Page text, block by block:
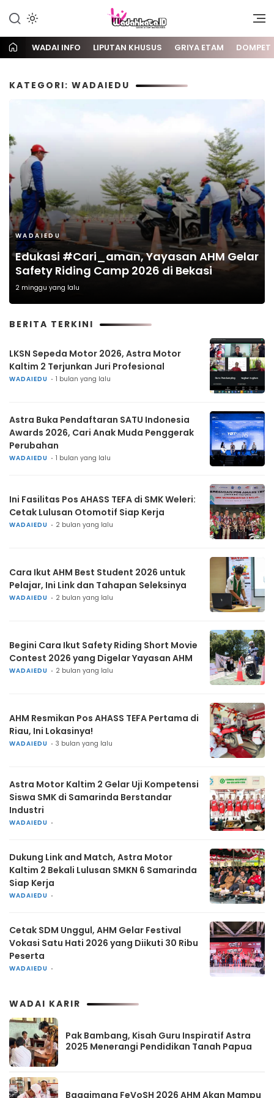
Wadai
Gaya Etam Bersuara
WADAI INFO LIPUTAN KHUSUS GRIYA ETAM DOMPET
KATEGORI: WADAIEDU
WADAIEDU
Edukasi #Cari_aman, Yayasan AHM Gelar
Safety Riding Camp 2026 di Bekasi
2 minggu yang lalu
BERITA TERKINI
LKSN Sepeda Motor 2026, Astra Motor
Kaltim 2 Terjunkan Juri Profesional
WADAIEDU 1 bulan yang lalu
Astra Buka Pendaftaran SATU Indonesia
Awards 2026, Cari Anak Muda Penggerak
Perubahan
WADAIEDU 1 bulan yang lalu
Ini Fasilitas Pos AHASS TEFA di SMK Weleri:
Cetak Lulusan Otomotif Siap Kerja
WADAIEDU 2 bulan yang lalu
Cara Ikut AHM Best Student 2026 untuk
Pelajar, Ini Link dan Tahapan Seleksinya
WADAIEDU 2 bulan yang lalu
Begini Cara Ikut Safety Riding Short Movie
Contest 2026 yang Digelar Yayasan AHM
WADAIEDU 2 bulan yang lalu
AHM Resmikan Pos AHASS TEFA Pertama di
Riau, Ini Lokasinya!
WADAIEDU 3 bulan yang lalu
Astra Motor Kaltim 2 Gelar Uji Kompetensi
Siswa SMK di Samarinda Berstandar
Industri
WADAIEDU
Dukung Link and Match, Astra Motor
Kaltim 2 Bekali Lulusan SMKN 6 Samarinda
Siap Kerja
WADAIEDU
Cetak SDM Unggul, AHM Gelar Festival
Vokasi Satu Hati 2026 yang Diikuti 30 Ribu
Peserta
WADAIEDU
WADAI KARIR
Pak Bambang, Kisah Guru Inspiratif Astra
2025 Menerangi Pendidikan Tanah Papua
Bagaimana FeVoSH 2026 AHM Akan Mampu